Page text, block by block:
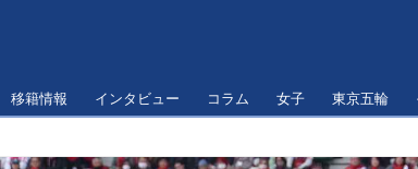
移籍情報 インタビュー コラム 女子 東京五輪